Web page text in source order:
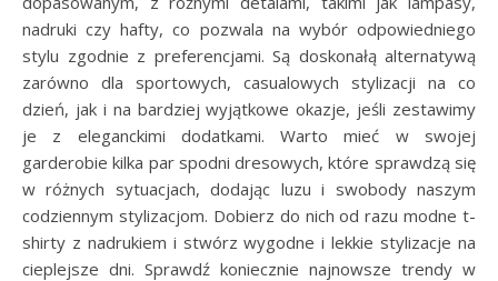
nadruki czy hafty, co pozwala na wybór odpowiedniego
stylu zgodnie z preferencjami. Są doskonałą alternatywą
zarówno dla sportowych, casualowych stylizacji na co
dzień, jak i na bardziej wyjątkowe okazje, jeśli zestawimy
je z eleganckimi dodatkami. Warto mieć w swojej
garderobie kilka par spodni dresowych, które sprawdzą się
w różnych sytuacjach, dodając luzu i swobody naszym
codziennym stylizacjom. Dobierz do nich od razu modne t-
shirty z nadrukiem i stwórz wygodne i lekkie stylizacje na
cieplejsze dni. Sprawdź koniecznie najnowsze trendy w